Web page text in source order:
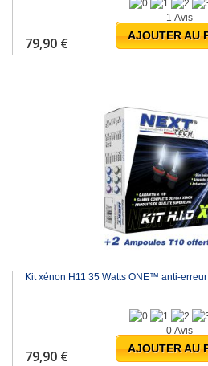
1 Avis
79,90 € AJOUTER AU
Kit xénon H11 35 Watts ONE™ anti-
0 Avis
79,90 € AJOUTER AU